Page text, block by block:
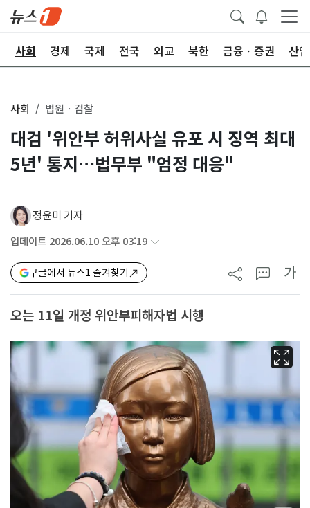
사회 경제 국제 전국 외교 북한 금융ㆍ증권 산업
사회 법원ㆍ검찰
대검 '위안부 허위사실 유포 시 징역 최대
5년' 통지…법무부 "엄정 대응"
정윤미 기자
업데이트 2026.06.10 오후 03:19
구글에서 뉴스1 즐겨찾기 가
오는 11일 개정 위안부피해자법 시행